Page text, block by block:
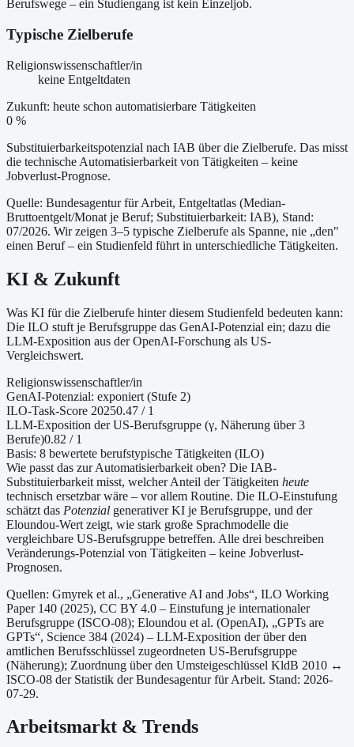
Berufswege – ein Studiengang ist kein Einzeljob.
Typische Zielberufe
Religionswissenschaftler/in
keine Entgeltdaten
Zukunft: heute schon automatisierbare Tätigkeiten
0 %
Substituierbarkeitspotenzial nach IAB über die Zielberufe. Das misst
die technische Automatisierbarkeit von Tätigkeiten – keine
Jobverlust-Prognose.
Quelle: Bundesagentur für Arbeit, Entgeltatlas (Median-
Bruttoentgelt/Monat je Beruf; Substituierbarkeit: IAB), Stand:
07/2026. Wir zeigen 3–5 typische Zielberufe als Spanne, nie „den"
einen Beruf – ein Studienfeld führt in unterschiedliche Tätigkeiten.
KI & Zukunft
Was KI für die Zielberufe hinter diesem Studienfeld bedeuten kann:
Die ILO stuft je Berufsgruppe das GenAI-Potenzial ein; dazu die
LLM-Exposition aus der OpenAI-Forschung als US-
Vergleichswert.
Religionswissenschaftler/in
GenAI-Potenzial: exponiert (Stufe 2)
ILO-Task-Score 20250.47 / 1
LLM-Exposition der US-Berufsgruppe (γ, Näherung über 3
Berufe)0.82 / 1
Basis: 8 bewertete berufstypische Tätigkeiten (ILO)
Wie passt das zur Automatisierbarkeit oben? Die IAB-
Substituierbarkeit misst, welcher Anteil der Tätigkeiten heute
technisch ersetzbar wäre – vor allem Routine. Die ILO-Einstufung
schätzt das Potenzial generativer KI je Berufsgruppe, und der
Eloundou-Wert zeigt, wie stark große Sprachmodelle die
vergleichbare US-Berufsgruppe betreffen. Alle drei beschreiben
Veränderungs-Potenzial von Tätigkeiten – keine Jobverlust-
Prognosen.
Quellen: Gmyrek et al., „Generative AI and Jobs“, ILO Working
Paper 140 (2025), CC BY 4.0 – Einstufung je internationaler
Berufsgruppe (ISCO-08); Eloundou et al. (OpenAI), „GPTs are
GPTs“, Science 384 (2024) – LLM-Exposition der über den
amtlichen Berufsschlüssel zugeordneten US-Berufsgruppe
(Näherung); Zuordnung über den Umsteigeschlüssel KldB 2010 ↔
ISCO-08 der Statistik der Bundesagentur für Arbeit. Stand: 2026-
07-29.
Arbeitsmarkt & Trends